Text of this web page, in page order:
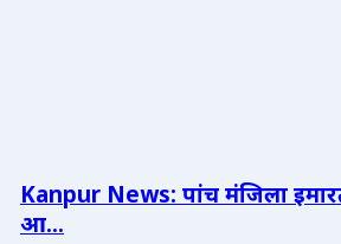
Kanpur News: पांच मंजिला
आ...